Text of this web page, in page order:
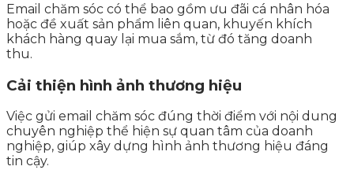
Email chăm sóc có thể bao gồm ưu đãi cá nhân hóa
hoặc đề xuất sản phẩm liên quan, khuyến khích
khách hàng quay lại mua sắm, từ đó tăng doanh
thu.
Cải thiện hình ảnh thương hiệu
Việc gửi email chăm sóc đúng thời điểm với nội dung
chuyên nghiệp thể hiện sự quan tâm của doanh
nghiệp, giúp xây dựng hình ảnh thương hiệu đáng
tin cậy.